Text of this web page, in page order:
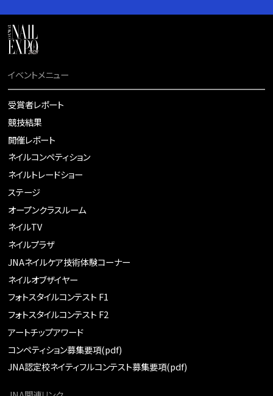
イベントメニュー
受賞者レポート
競技結果
開催レポート
ネイルコンペティション
ネイルトレードショー
ステージ
オープンクラスルーム
ネイルTV
ネイルプラザ
JNAネイルケア技術体験コーナー
ネイルオブザイヤー
フォトスタイルコンテスト F1
フォトスタイルコンテスト F2
アートチップアワード
コンペティション募集要項(pdf)
JNA認定校ネイティフルコンテスト募集要項(pdf)